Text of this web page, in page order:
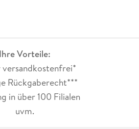
Ihre Vorteile:
versandkostenfrei*
Rückgaberecht***
in über 100 Filialen
uvm.